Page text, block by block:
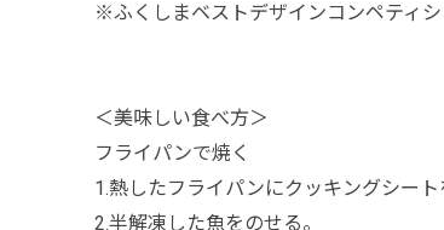
※ふくしまベストデザインコンペティ
＜美味しい食べ方＞
フライパンで焼く
1.熱したフライパンにクッキングシート
2.半解凍した魚をのせる。